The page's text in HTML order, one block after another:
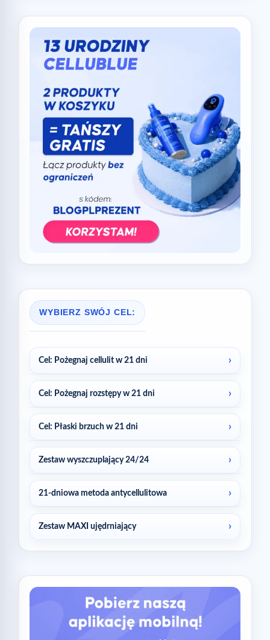
WYBIERZ SWÓJ CEL:
Cel: Pożegnaj cellulit w 21 dni
Cel: Pożegnaj rozstępy w 21 dni
Cel: Płaski brzuch w 21 dni
Zestaw wyszczuplający 24/24
21-dniowa metoda antycellulitowa
Zestaw MAXI ujędrniający